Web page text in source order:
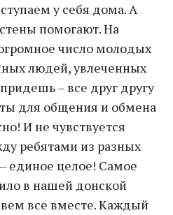
у себя дома. А
помогают. На
число молодых
людей, увлеченных
– все друг другу
для общения и обмена
И не чувствуется
ребятами из разных
единое целое! Самое
в нашей донской
все вместе. Каждый